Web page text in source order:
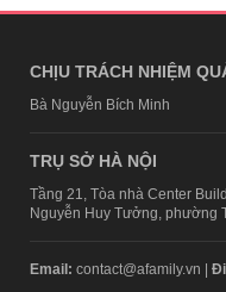
CHỊU TRÁCH NHIỆM
Bà Nguyễn Bích Minh
TRỤ SỞ HÀ NỘI
Tầng 21, Tòa nhà Center
Nguyễn Huy Tưởng, phường
Email: contact@afamily.vn |